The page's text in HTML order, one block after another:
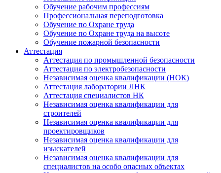
Обучение рабочим профессиям
Профессиональная переподготовка
Обучение по Охране труда
Обучение по Охране труда на высоте
Обучение пожарной безопасности
Аттестация
Аттестация по промышленной безопасности
Аттестация по электробезопасности
Независимая оценка квалификации (НОК)
Аттестация лаборатории ЛНК
Аттестация специалистов НК
Независимая оценка квалификации для
строителей
Независимая оценка квалификации для
проектировщиков
Независимая оценка квалификации для
изыскателей
Независимая оценка квалификации для
специалистов на особо опасных объектах